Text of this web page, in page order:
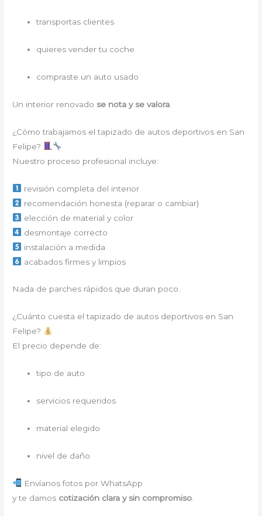
transportas clientes
quieres vender tu coche
compraste un auto usado
Un interior renovado se nota y se valora
¿Cómo trabajamos el tapizado de autos deportivos en San
Felipe?
Nuestro proceso profesional incluye:
revisión completa del interior
recomendación honesta (reparar o cambiar)
elección de material y color
desmontaje correcto
instalación a medida
acabados firmes y limpios
Nada de parches rápidos que duran poco.
¿Cuánto cuesta el tapizado de autos deportivos en San
Felipe?
El precio depende de:
tipo de auto
servicios requeridos
material elegido
nivel de daño
Envíanos fotos por WhatsApp
y te damos cotización clara y sin compromiso